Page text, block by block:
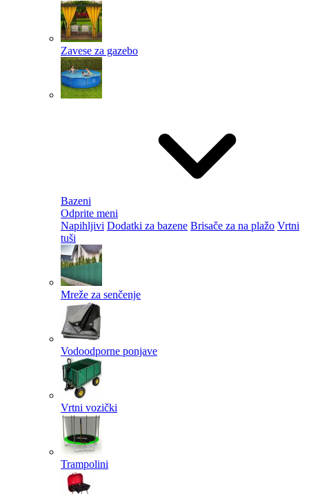
Zavese za gazebo
Bazeni
Odprite meni
Napihljivi Dodatki za bazene Brisače za na plažo Vrtni
tuši
Mreže za senčenje
Vodoodporne ponjave
Vrtni vozički
Trampolini